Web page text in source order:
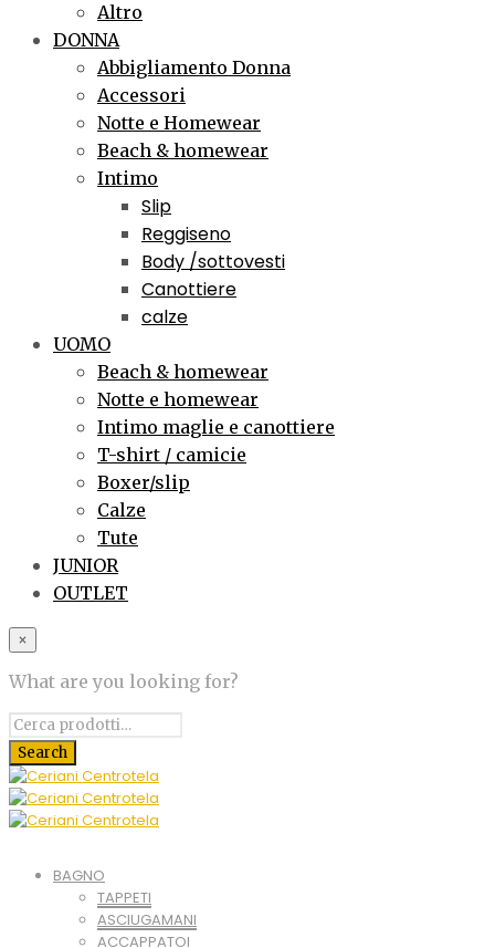
Altro
DONNA
Abbigliamento Donna
Accessori
Notte e Homewear
Beach & homewear
Intimo
Slip
Reggiseno
Body /sottovesti
Canottiere
calze
UOMO
Beach & homewear
Notte e homewear
Intimo maglie e canottiere
T-shirt / camicie
Boxer/slip
Calze
Tute
JUNIOR
OUTLET
×
What are you looking for?
BAGNO
TAPPETI
ASCIUGAMANI
ACCAPPATOI